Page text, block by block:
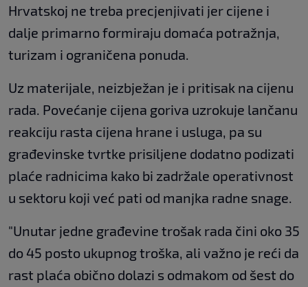
Hrvatskoj ne treba precjenjivati jer cijene i
dalje primarno formiraju domaća potražnja,
turizam i ograničena ponuda.
Uz materijale, neizbježan je i pritisak na cijenu
rada. Povećanje cijena goriva uzrokuje lančanu
reakciju rasta cijena hrane i usluga, pa su
građevinske tvrtke prisiljene dodatno podizati
plaće radnicima kako bi zadržale operativnost
u sektoru koji već pati od manjka radne snage.
"Unutar jedne građevine trošak rada čini oko 35
do 45 posto ukupnog troška, ali važno je reći da
rast plaća obično dolazi s odmakom od šest do